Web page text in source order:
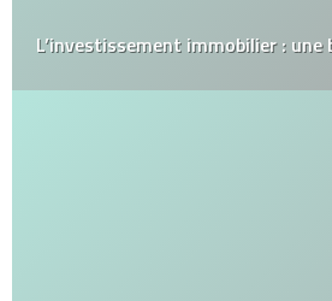
L’investissement immobilier : une